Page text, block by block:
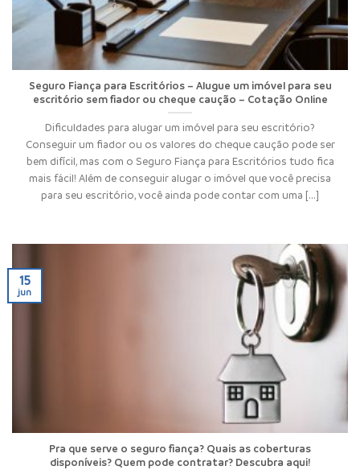
Seguro Fiança para Escritórios – Alugue um imóvel para seu
escritório sem fiador ou cheque caução – Cotação Online
Dificuldades para alugar um imóvel para seu escritório?
Conseguir um fiador ou os valores do cheque caução pode ser
bem difícil, mas com o Seguro Fiança para Escritórios tudo fica
mais fácil! Além de conseguir alugar o imóvel que você precisa
para seu escritório, você ainda pode contar com uma [...]
Pra que serve o seguro fiança? Quais as coberturas
disponíveis? Quem pode contratar? Descubra aqui!
15
jun